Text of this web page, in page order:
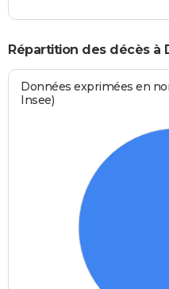
Répartition des décès à
Données exprimées en
Insee)